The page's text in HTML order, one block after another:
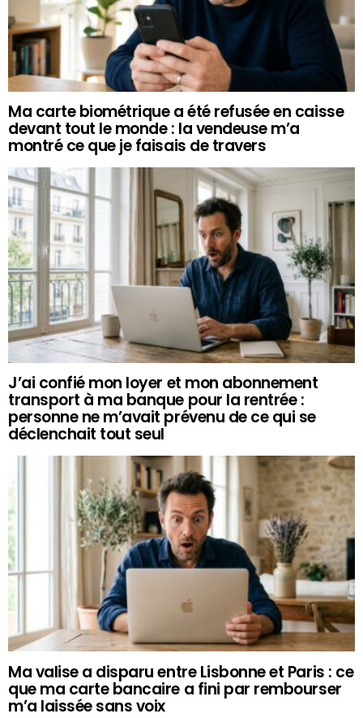
Ma carte biométrique a été refusée en caisse
devant tout le monde : la vendeuse m’a
montré ce que je faisais de travers
J’ai confié mon loyer et mon abonnement
transport à ma banque pour la rentrée :
personne ne m’avait prévenu de ce qui se
déclenchait tout seul
Ma valise a disparu entre Lisbonne et Paris : ce
que ma carte bancaire a fini par rembourser
m’a laissée sans voix